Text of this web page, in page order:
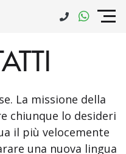
La missione della
chiunque lo desideri
il più velocemente
una nuova lingua